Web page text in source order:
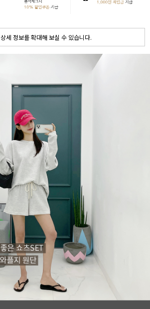
상세 정보를 확대해 보실 수 있습니다.